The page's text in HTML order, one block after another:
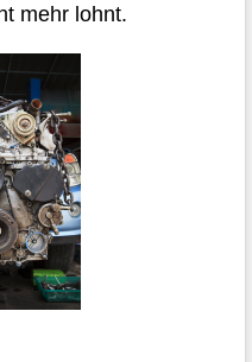
mehr lohnt.